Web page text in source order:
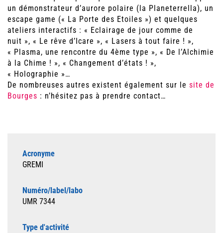
un démonstrateur d’aurore polaire (la Planeterrella), un
escape game (« La Porte des Etoiles ») et quelques
ateliers interactifs : « Eclairage de jour comme de
nuit », « Le rêve d’Icare », « Lasers à tout faire ! »,
« Plasma, une rencontre du 4ème type », « De l’Alchimie
à la Chime ! », « Changement d’états ! »,
« Holographie »…
De nombreuses autres existent également sur le site de
Bourges : n’hésitez pas à prendre contact…
Acronyme
GREMI
Numéro/label/labo
UMR 7344
Type d'activité